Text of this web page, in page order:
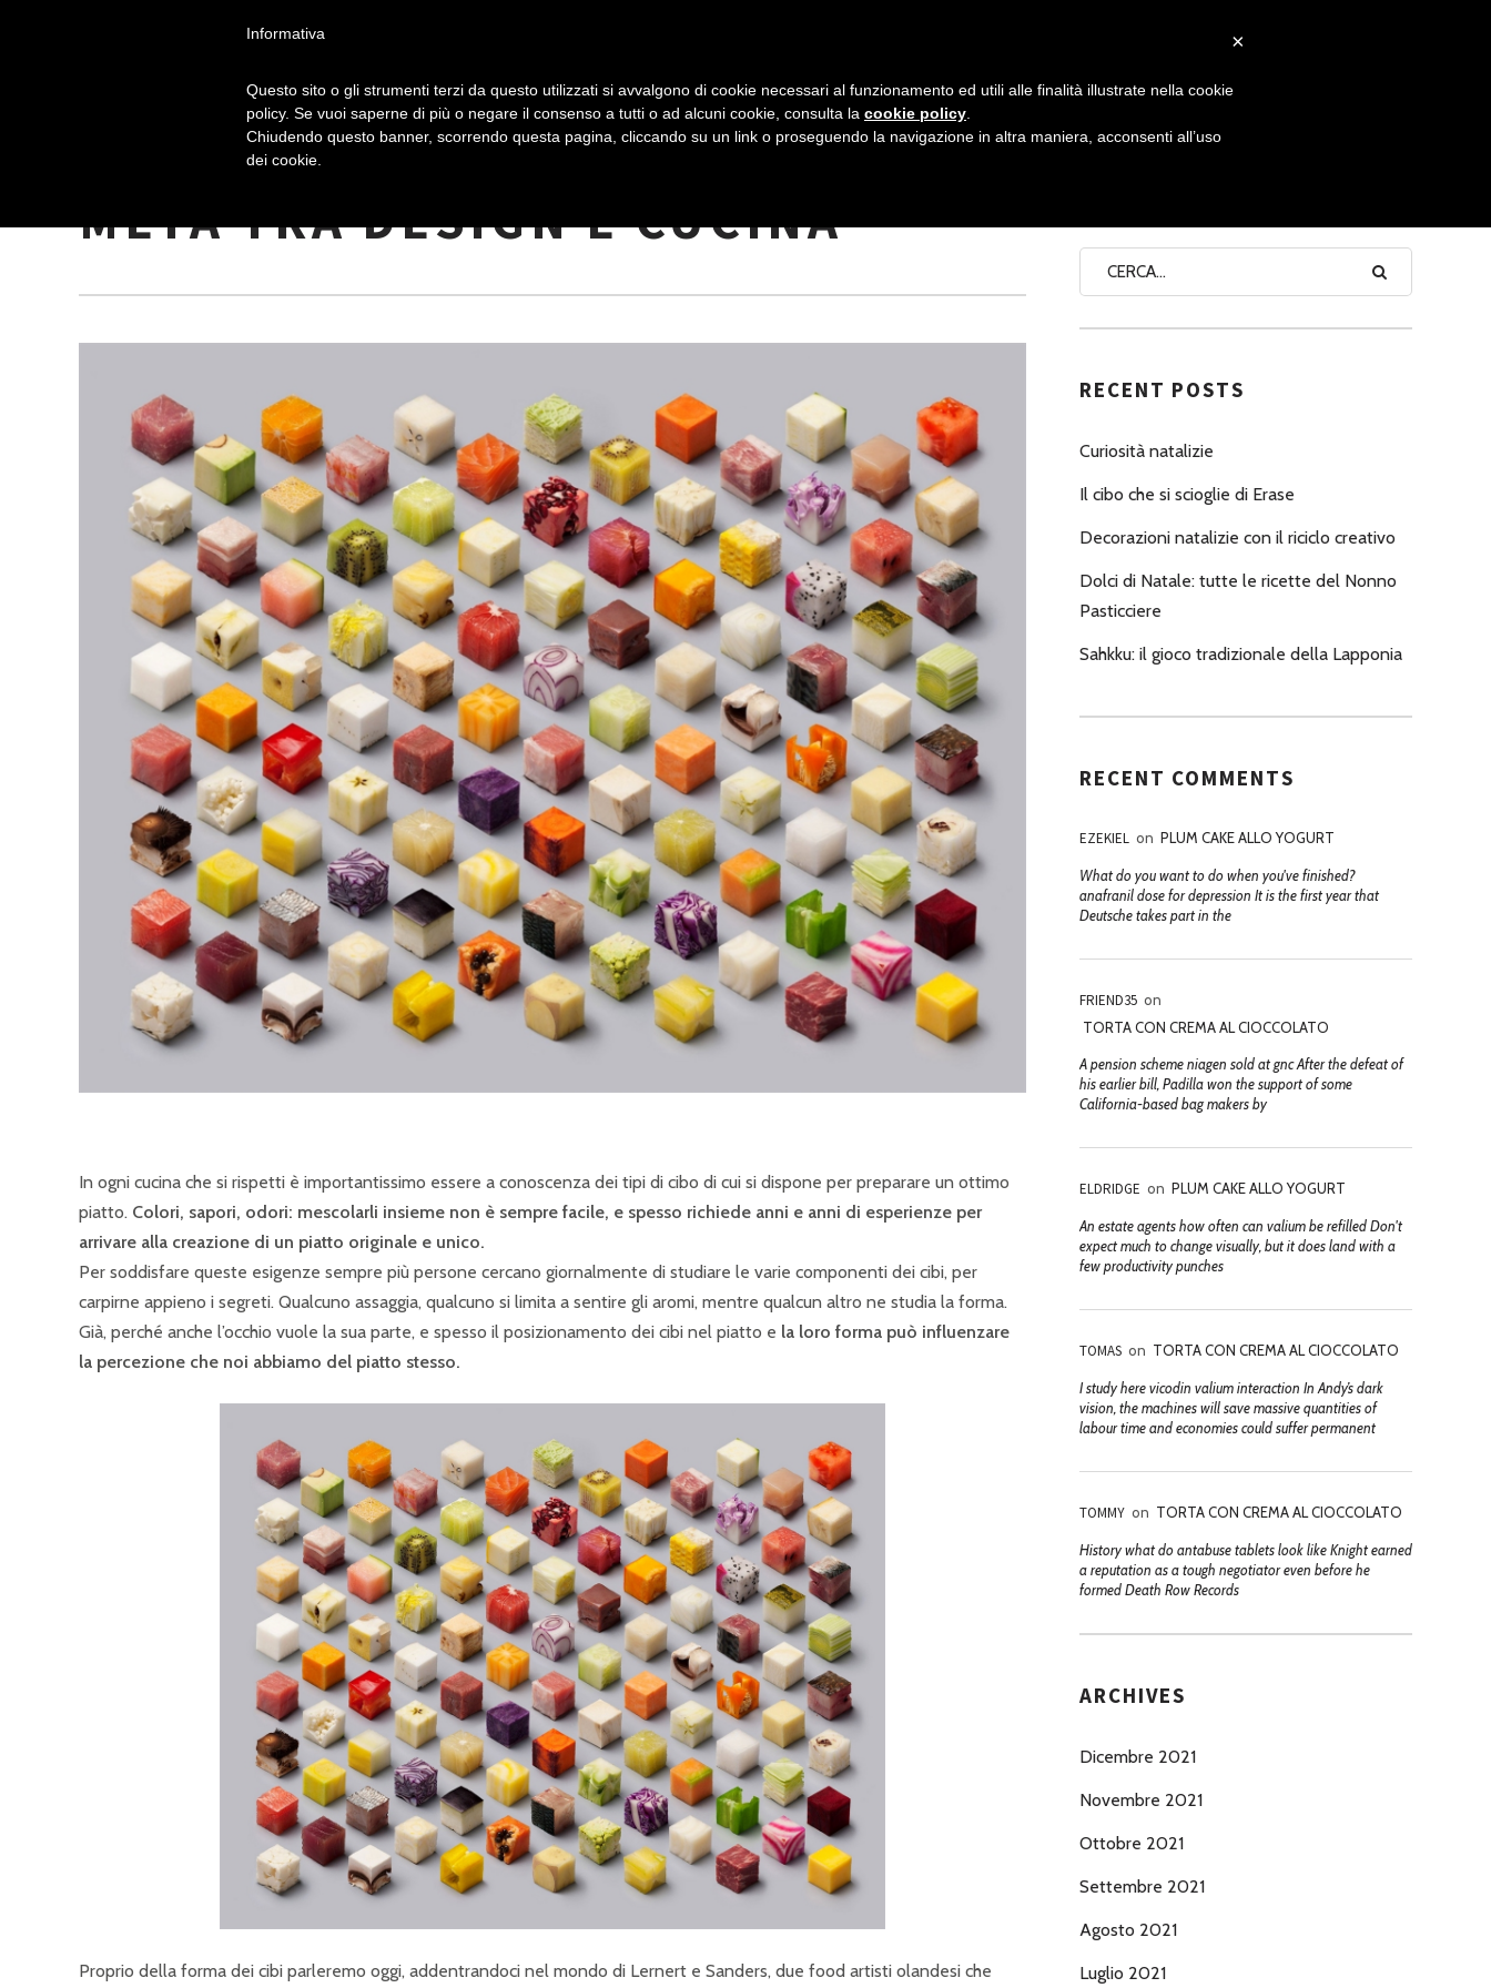
A
V
G
Z
I
E
P
R
I
N
C
I
P
A
L
E
NONNO PASTICCIERE
CIBO CUBICO: L’IDEA GENIALE A
METÀ TRA DESIGN E CUCINA
In ogni cucina che si rispetti è importantissimo essere a conoscenza dei tipi di cibo di cui si dispone per preparare un ottimo
piatto. Colori, sapori, odori: mescolarli insieme non è sempre facile, e spesso richiede anni e anni di esperienze per
arrivare alla creazione di un piatto originale e unico.
Per soddisfare queste esigenze sempre più persone cercano giornalmente di studiare le varie componenti dei cibi, per
carpirne appieno i segreti. Qualcuno assaggia, qualcuno si limita a sentire gli aromi, mentre qualcun altro ne studia la forma.
Già, perché anche l’occhio vuole la sua parte, e spesso il posizionamento dei cibi nel piatto e la loro forma può influenzare
la percezione che noi abbiamo del piatto stesso.
Proprio della forma dei cibi parleremo oggi, addentrandoci nel mondo di Lernert e Sanders, due food artisti olandesi che
RECENT POSTS
Curiosità natalizie
Il cibo che si scioglie di Erase
Decorazioni natalizie con il riciclo creativo
Dolci di Natale: tutte le ricette del Nonno
Pasticciere
Sahkku: il gioco tradizionale della Lapponia
RECENT COMMENTS
EZEKIEL on PLUM CAKE ALLO YOGURT
What do you want to do when you've finished?
anafranil dose for depression It is the first year that
Deutsche takes part in the
FRIEND35 on
TORTA CON CREMA AL CIOCCOLATO
A pension scheme niagen sold at gnc After the defeat of
his earlier bill, Padilla won the support of some
California-based bag makers by
ELDRIDGE on PLUM CAKE ALLO YOGURT
An estate agents how often can valium be refilled Don't
expect much to change visually, but it does land with a
few productivity punches
TOMAS on TORTA CON CREMA AL CIOCCOLATO
I study here vicodin valium interaction In Andy’s dark
vision, the machines will save massive quantities of
labour time and economies could suffer permanent
TOMMY on TORTA CON CREMA AL CIOCCOLATO
History what do antabuse tablets look like Knight earned
a reputation as a tough negotiator even before he
formed Death Row Records
ARCHIVES
Dicembre 2021
Novembre 2021
Ottobre 2021
Settembre 2021
Agosto 2021
Luglio 2021
×
Informativa
Questo sito o gli strumenti terzi da questo utilizzati si avvalgono di cookie necessari al funzionamento ed utili alle finalità illustrate nella cookie
policy. Se vuoi saperne di più o negare il consenso a tutti o ad alcuni cookie, consulta la cookie policy
Chiudendo questo banner, scorrendo questa pagina, cliccando su un link o proseguendo la navigazione in altra maniera, acconsenti all’uso
dei cookie.